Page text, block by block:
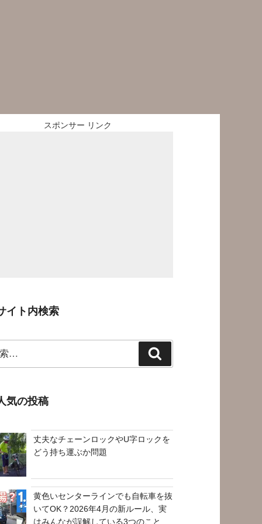
スポンサー リンク
イト内検索
索
気の投稿
丈夫なチェーンロックやU字ロックを
どう持ち運ぶか問題
黄色いセンターラインでも自転車を抜
いてOK？2026年4月の新ルール、実
はみんなが誤解している3つのこと